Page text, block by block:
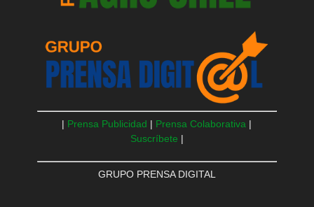
| Prensa Publicidad | Prensa Colaborativa |
Suscríbete |
GRUPO PRENSA DIGITAL